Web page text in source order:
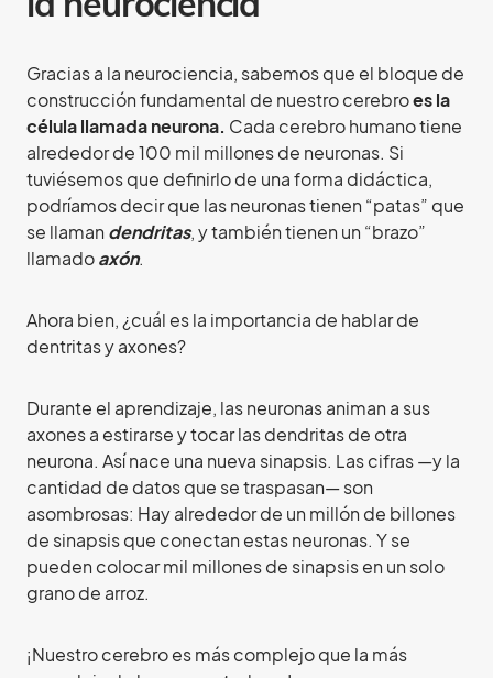
Gracias a la neurociencia, sabemos que el bloque de
construcción fundamental de nuestro cerebroes la
célula llamada neurona. Cada cerebro humano tiene
alrededor de 100 mil millones de neuronas. Si
tuviésemos que definirlo de una forma didáctica,
podríamos decir que las neuronas tienen “patas” que
se llaman dendritas, y también tienen un “brazo”
llamadoaxón.
Ahora bien, ¿cuál es la importancia de hablar de
dentritas y axones?
Durante el aprendizaje, las neuronas animan a sus
axones a estirarse y tocar las dendritas de otra
neurona. Así nace una nueva sinapsis. Las cifras —y la
cantidad de datos que se traspasan— son
asombrosas: Hay alrededor de un millón de billones
de sinapsis que conectan estas neuronas. Y se
pueden colocar mil millones de sinapsis en un solo
grano de arroz.
¡Nuestro cerebro es más complejo que la más